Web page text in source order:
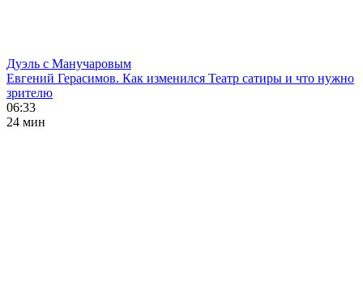
Дуэль с Манучаровым
Евгений Герасимов. Как изменился Театр сатиры и что нужно
зрителю
06:33
24 мин